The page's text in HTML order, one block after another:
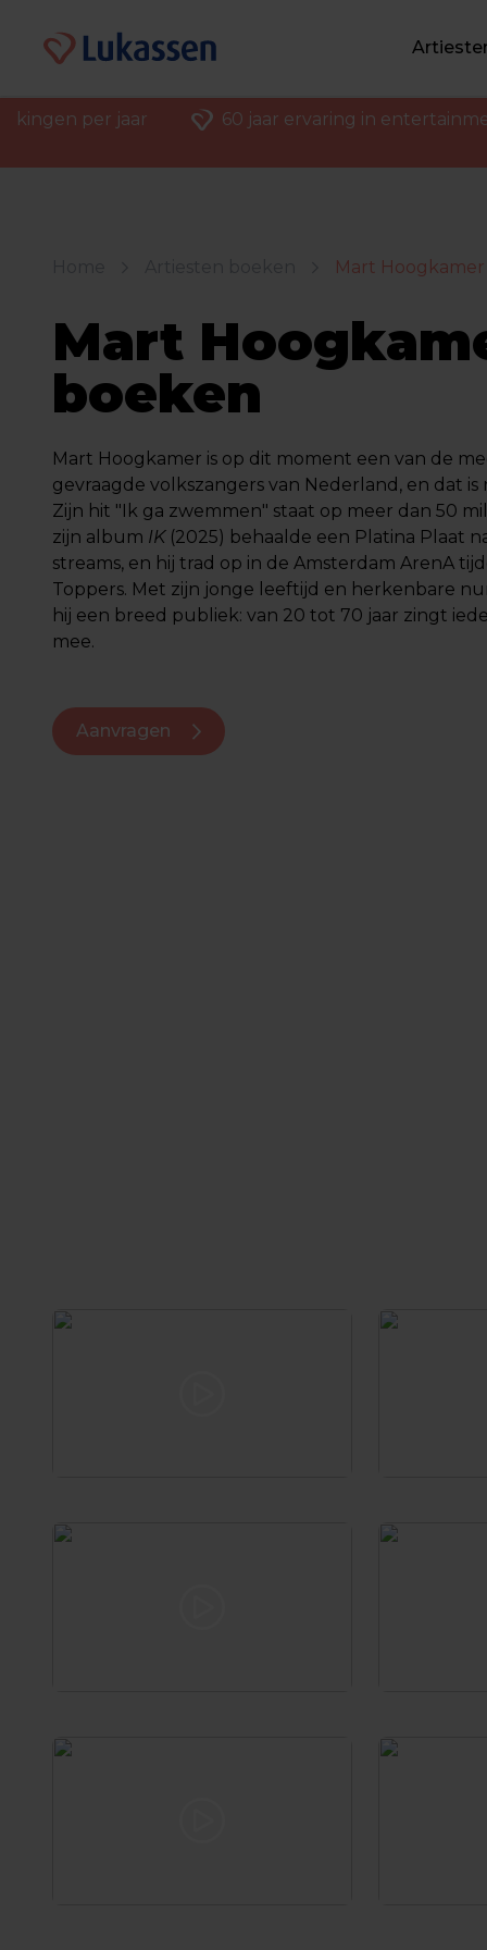
per jaar 60 jaar ervaring in
Mart
Mart
boeken
Mart Hoogkamer is op dit moment een van de
gevraagde volkszangers van Nederland, en dat is
Zijn hit "Ik ga zwemmen" staat op meer dan 50
zijn album IK(2025) behaalde een Platina Plaat
streams, en hij trad op in de Amsterdam ArenA
Toppers. Met zijn jonge leeftijd en herkenbare
hij een breed publiek: van 20 tot 70 jaar zingt
mee.
Aanvragen